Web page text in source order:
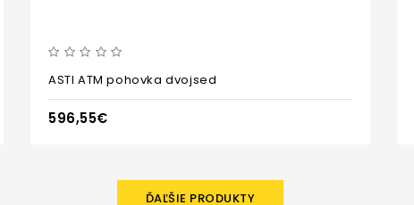
ASTI ATM pohovka dvojsed
596,55€
ĎAĽŠIE PRODUKTY